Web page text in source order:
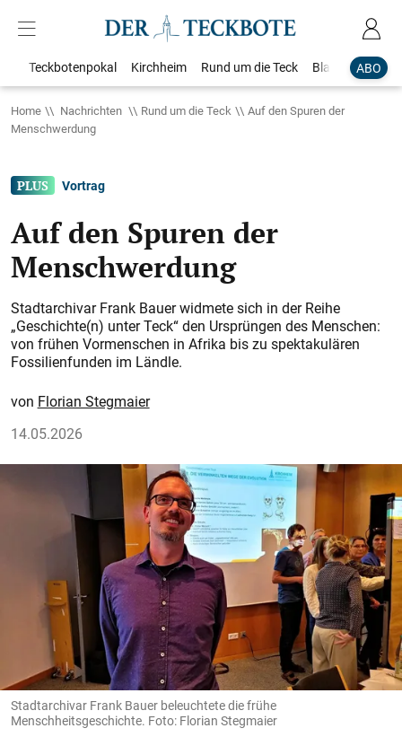
ABO
Teckbotenpokal Kirchheim Rund um die Teck Blaulicht
Home Nachrichten Rund um die Teck
Auf den Spuren der
Menschwerdung
Vortrag
Auf den Spuren der
Menschwerdung
Stadtarchivar Frank Bauer widmete sich in der Reihe
„Geschichte(n) unter Teck“ den Ursprüngen des Menschen:
von frühen Vormenschen in Afrika bis zu spektakulären
Fossilienfunden im Ländle.
Florian Stegmaier
14.05.2026
Stadtarchivar Frank Bauer beleuchtete die frühe
Menschheitsgeschichte. Foto: Florian Stegmaier